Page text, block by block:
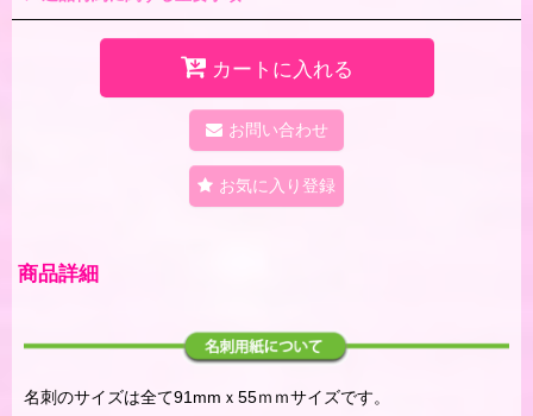
カートに入れる
お問い合わせ
お気に入り登録
商品詳細
名刺のサイズは全て91mmｘ55ｍｍサイズです。